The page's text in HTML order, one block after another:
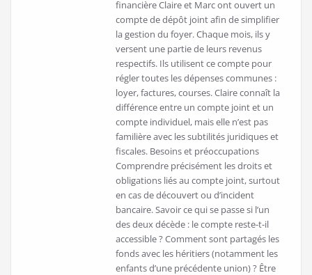
financière Claire et Marc ont ouvert un
compte de dépôt joint afin de simplifier
la gestion du foyer. Chaque mois, ils y
versent une partie de leurs revenus
respectifs. Ils utilisent ce compte pour
régler toutes les dépenses communes :
loyer, factures, courses. Claire connaît la
différence entre un compte joint et un
compte individuel, mais elle n’est pas
familière avec les subtilités juridiques et
fiscales. Besoins et préoccupations
Comprendre précisément les droits et
obligations liés au compte joint, surtout
en cas de découvert ou d’incident
bancaire. Savoir ce qui se passe si l’un
des deux décède : le compte reste-t-il
accessible ? Comment sont partagés les
fonds avec les héritiers (notamment les
enfants d’une précédente union) ? Être